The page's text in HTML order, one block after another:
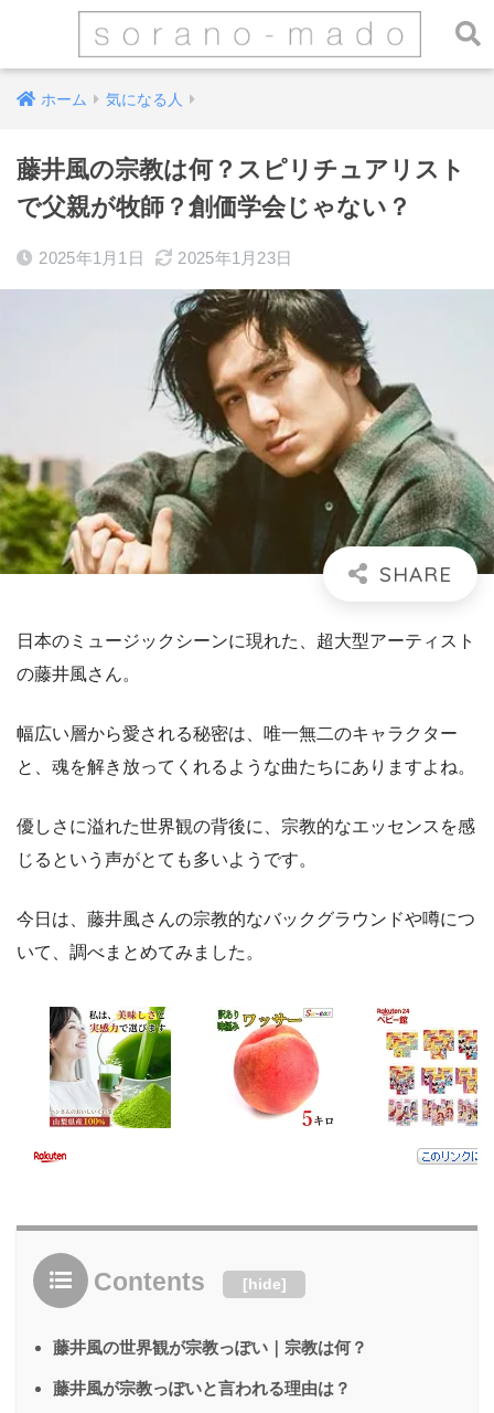
ホーム 気になる人
藤井風の宗教は何？スピリチュアリスト
で父親が牧師？創価学会じゃない？
2025年1月1日 2025年1月23日
日本のミュージックシーンに現れた、超大型アーティスト
の藤井風さん。
幅広い層から愛される秘密は、唯一無二のキャラクター
と、魂を解き放ってくれるような曲たちにありますよね。
優しさに溢れた世界観の背後に、宗教的なエッセンスを感
じるという声がとても多いようです。
今日は、藤井風さんの宗教的なバックグラウンドや噂につ
いて、調べまとめてみました。
Contents [hide]
藤井風の世界観が宗教っぽい｜宗教は何？
藤井風が宗教っぽいと言われる理由は？